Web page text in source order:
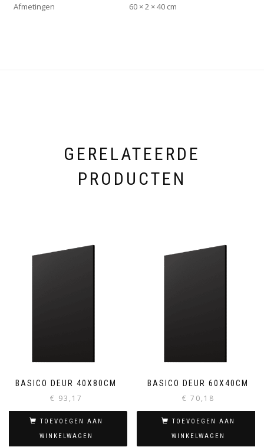
Afmetingen 60 × 2 × 40 cm
GERELATEERDE
PRODUCTEN
BASICO DEUR 40X80CM
€ 93,17
TOEVOEGEN AAN
WINKELWAGEN
BASICO DEUR 60X40CM
€ 70,18
TOEVOEGEN AAN
WINKELWAGEN